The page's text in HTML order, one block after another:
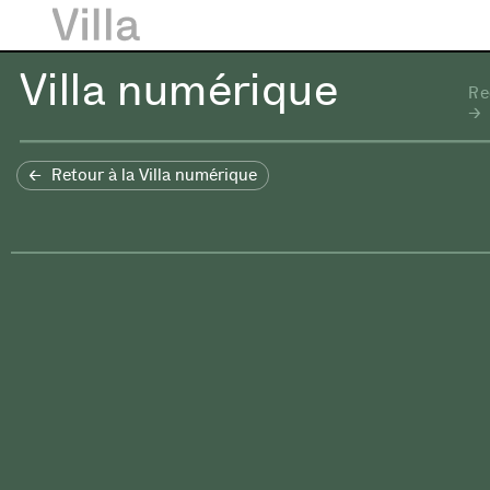
Villa numérique
Retour à la Villa numérique